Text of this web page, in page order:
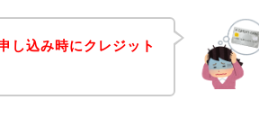
し込み時にクレジット